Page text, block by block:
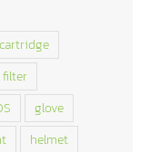
cartridge
filter
glove
helmet